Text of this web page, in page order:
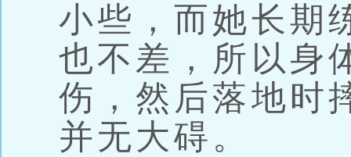
小些，而她长期
也不差，所以身
伤，然后落地时
并无大碍。